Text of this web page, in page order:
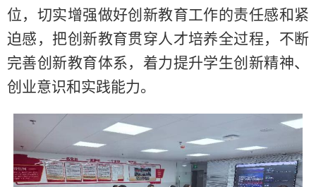
位，切实增强做好创新教育工作的责任感和紧
迫感，把创新教育贯穿人才培养全过程，不断
完善创新教育体系，着力提升学生创新精神、
创业意识和实践能力。